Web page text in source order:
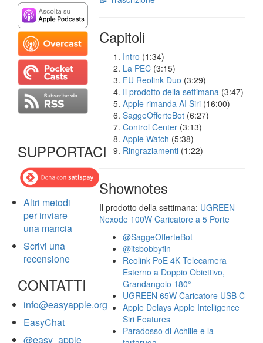
SUPPORTACI
Altri metodi
per inviare
una mancia
Scrivi una
recensione
CONTATTI
info@easyapple.org
EasyChat
@easy_apple
Capitoli
Intro (1:34)
La PEC (3:15)
FU Reolink Duo (3:29)
Il prodotto della settimana (3:47)
Apple rimanda AI Siri (16:00)
SaggeOfferteBot (6:27)
Control Center (3:13)
Apple Watch (5:38)
Ringraziamenti (1:22)
Shownotes
Il prodotto della settimana: UGREEN
Nexode 100W Caricatore a 5 Porte
@SaggeOfferteBot
@itsbobbyfin
Reolink PoE 4K Telecamera
Esterno a Doppio Obiettivo,
Grandangolo 180°
UGREEN 65W Caricatore USB C
Apple Delays Apple Intelligence
Siri Features
Paradosso di Achille e la